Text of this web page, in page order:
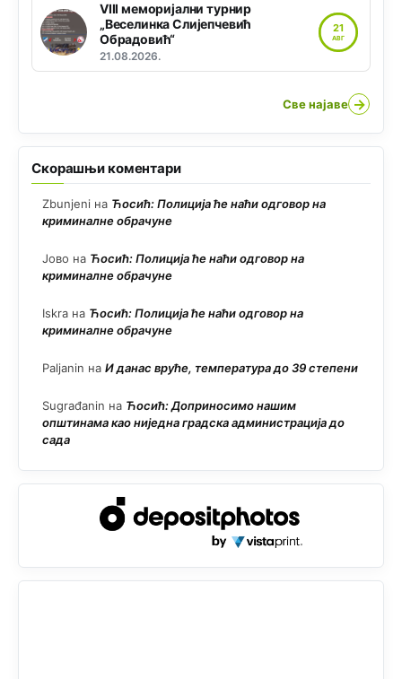
VIII меморијални турнир
„Веселинка Слијепчевић
Обрадовић“
21.08.2026.
21
АВГ
Све најаве →
Скорашњи коментари
Zbunjeni на Ћосић: Полиција ће наћи одговор на
криминалне обрачуне
Јово на Ћосић: Полиција ће наћи одговор на
криминалне обрачуне
Iskra на Ћосић: Полиција ће наћи одговор на
криминалне обрачуне
Paljanin на И данас вруће, температура до 39 степени
Sugrađanin на Ћосић: Доприносимо нашим
општинама као ниједна градска администрација до
сада